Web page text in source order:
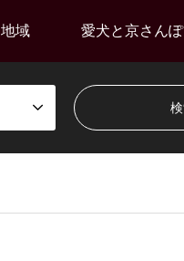
地域 愛犬と京さんぽ